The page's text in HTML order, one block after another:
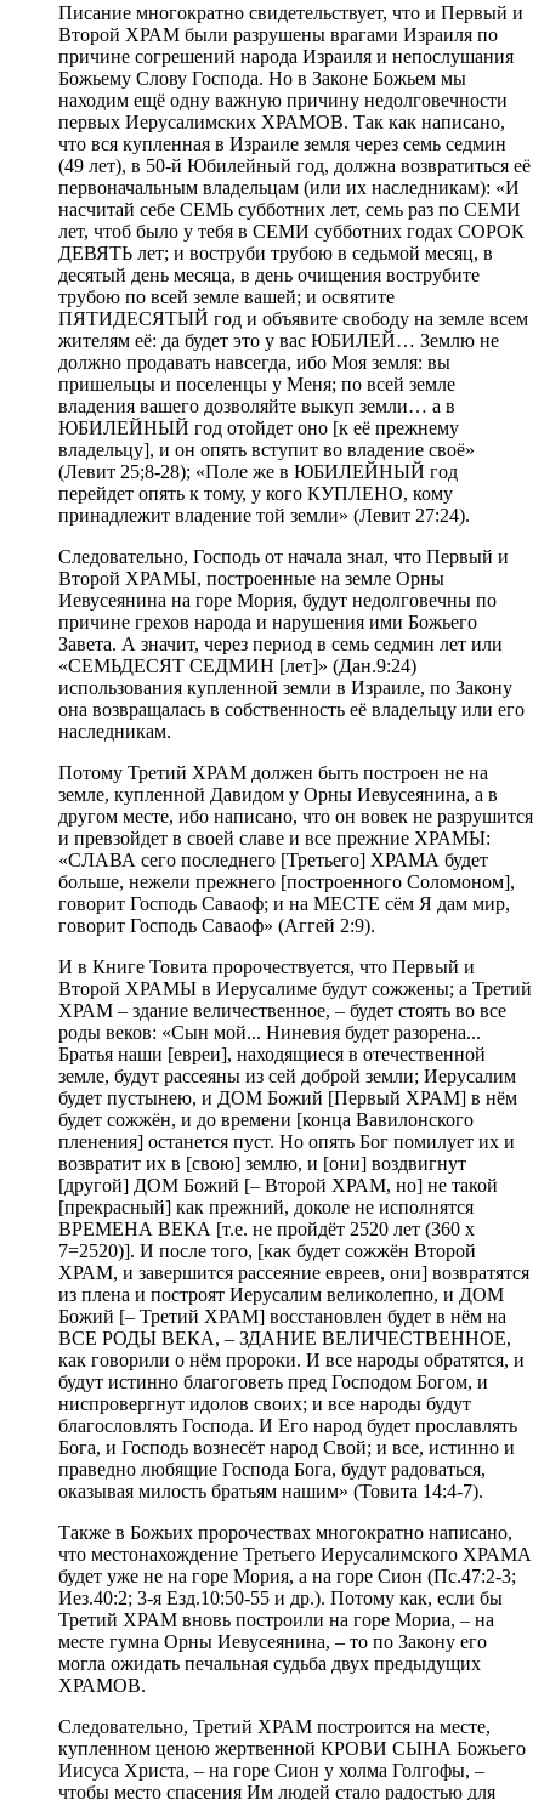
Писание многократно свидетельствует, что и Первый и
Второй ХРАМ были разрушены врагами Израиля по
причине согрешений народа Израиля и непослушания
Божьему Слову Господа. Но в Законе Божьем мы
находим ещё одну важную причину недолговечности
первых Иерусалимских ХРАМОВ. Так как написано,
что вся купленная в Израиле земля через семь седмин
(49 лет), в 50-й Юбилейный год, должна возвратиться её
первоначальным владельцам (или их наследникам): «И
насчитай себе СЕМЬ субботних лет, семь раз по СЕМИ
лет, чтоб было у тебя в СЕМИ субботних годах СОРОК
ДЕВЯТЬ лет; и воструби трубою в седьмой месяц, в
десятый день месяца, в день очищения вострубите
трубою по всей земле вашей; и освятите
ПЯТИДЕСЯТЫЙ год и объявите свободу на земле всем
жителям её: да будет это у вас ЮБИЛЕЙ… Землю не
должно продавать навсегда, ибо Моя земля: вы
пришельцы и поселенцы у Меня; по всей земле
владения вашего дозволяйте выкуп земли… а в
ЮБИЛЕЙНЫЙ год отойдет оно [к её прежнему
владельцу], и он опять вступит во владение своё»
(Левит 25;8-28); «Поле же в ЮБИЛЕЙНЫЙ год
перейдет опять к тому, у кого КУПЛЕНО, кому
принадлежит владение той земли» (Левит 27:24).
Следовательно, Господь от начала знал, что Первый и
Второй ХРАМЫ, построенные на земле Орны
Иевусеянина на горе Мория, будут недолговечны по
причине грехов народа и нарушения ими Божьего
Завета. А значит, через период в семь седмин лет или
«СЕМЬДЕСЯТ СЕДМИН [лет]» (Дан.9:24)
использования купленной земли в Израиле, по Закону
она возвращалась в собственность её владельцу или его
наследникам.
Потому Третий ХРАМ должен быть построен не на
земле, купленной Давидом у Орны Иевусеянина, а в
другом месте, ибо написано, что он вовек не разрушится
и превзойдет в своей славе и все прежние ХРАМЫ:
«СЛАВА сего последнего [Третьего] ХРАМА будет
больше, нежели прежнего [построенного Соломоном],
говорит Господь Саваоф; и на МЕСТЕ сём Я дам мир,
говорит Господь Саваоф» (Аггей 2:9).
И в Книге Товита пророчествуется, что Первый и
Второй ХРАМЫ в Иерусалиме будут сожжены; а Третий
ХРАМ – здание величественное, – будет стоять во все
роды веков: «Сын мой... Ниневия будет разорена...
Братья наши [евреи], находящиеся в отечественной
земле, будут рассеяны из сей доброй земли; Иерусалим
будет пустынею, и ДОМ Божий [Первый ХРАМ] в нём
будет сожжён, и до времени [конца Вавилонского
пленения] останется пуст. Но опять Бог помилует их и
возвратит их в [свою] землю, и [они] воздвигнут
[другой] ДОМ Божий [– Второй ХРАМ, но] не такой
[прекрасный] как прежний, доколе не исполнятся
ВРЕМЕНА ВЕКА [т.е. не пройдёт 2520 лет (360 х
7=2520)]. И после того, [как будет сожжён Второй
ХРАМ, и завершится рассеяние евреев, они] возвратятся
из плена и построят Иерусалим великолепно, и ДОМ
Божий [– Третий ХРАМ] восстановлен будет в нём на
ВСЕ РОДЫ ВЕКА, – ЗДАНИЕ ВЕЛИЧЕСТВЕННОЕ,
как говорили о нём пророки. И все народы обратятся, и
будут истинно благоговеть пред Господом Богом, и
ниспровергнут идолов своих; и все народы будут
благословлять Господа. И Его народ будет прославлять
Бога, и Господь вознесёт народ Свой; и все, истинно и
праведно любящие Господа Бога, будут радоваться,
оказывая милость братьям нашим» (Товита 14:4-7).
Также в Божьих пророчествах многократно написано,
что местонахождение Третьего Иерусалимского ХРАМА
будет уже не на горе Мория, а на горе Сион (Пс.47:2-3;
Иез.40:2; 3-я Езд.10:50-55 и др.). Потому как, если бы
Третий ХРАМ вновь построили на горе Мориа, – на
месте гумна Орны Иевусеянина, – то по Закону его
могла ожидать печальная судьба двух предыдущих
ХРАМОВ.
Следовательно, Третий ХРАМ построится на месте,
купленном ценою жертвенной КРОВИ СЫНА Божьего
Иисуса Христа, – на горе Сион у холма Голгофы, –
чтобы место спасения Им людей стало радостью для